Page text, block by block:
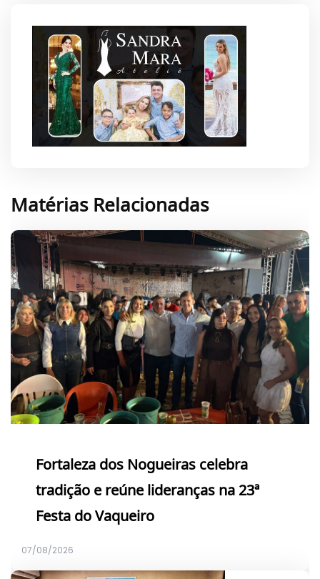
Matérias Relacionadas
Fortaleza dos Nogueiras celebra
tradição e reúne lideranças na 23ª
Festa do Vaqueiro
07/08/2026